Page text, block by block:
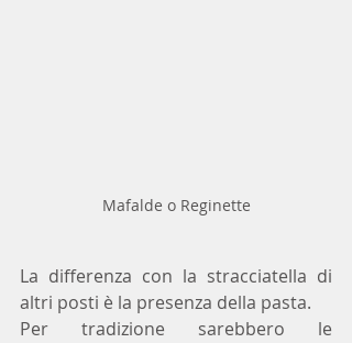
Mafalde o Reginette
La differenza con la stracciatella di
altri posti è la presenza della pasta.
Per tradizione sarebbero le